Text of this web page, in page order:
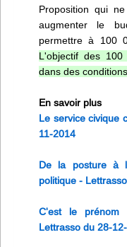
Proposition qui
augmenter le
permettre à 100
L'objectif des
dans des
En savoir plus
Le service civique
11-2014
De la posture à
politique -
C'est le
Lettrasso du 28-